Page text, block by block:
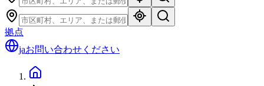
拠点
jaお問い合わせください